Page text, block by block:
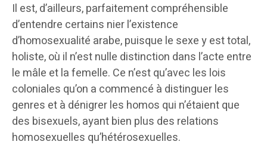
Il est, d’ailleurs, parfaitement compréhensible
d’entendre certains nier l’existence
d’homosexualité arabe, puisque le sexe y est total,
holiste, où il n’est nulle distinction dans l’acte entre
le mâle et la femelle. Ce n’est qu’avec les lois
coloniales qu’on a commencé à distinguer les
genres et à dénigrer les homos qui n’étaient que
des bisexuels, ayant bien plus des relations
homosexuelles qu’hétérosexuelles.